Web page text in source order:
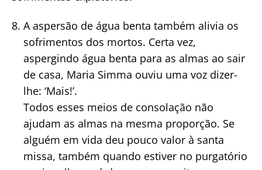
A aspersão de água benta também alivia os
sofrimentos dos mortos. Certa vez,
aspergindo água benta para as almas ao sair
de casa, Maria Simma ouviu uma voz dizer-
lhe: ‘Mais!’.
Todos esses meios de consolação não
ajudam as almas na mesma proporção. Se
alguém em vida deu pouco valor à santa
missa, também quando estiver no purgatório